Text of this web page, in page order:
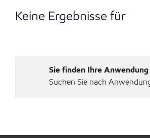
Keine Ergebnisse für
Sie finden Ihre Anwendung
Suchen Sie nach